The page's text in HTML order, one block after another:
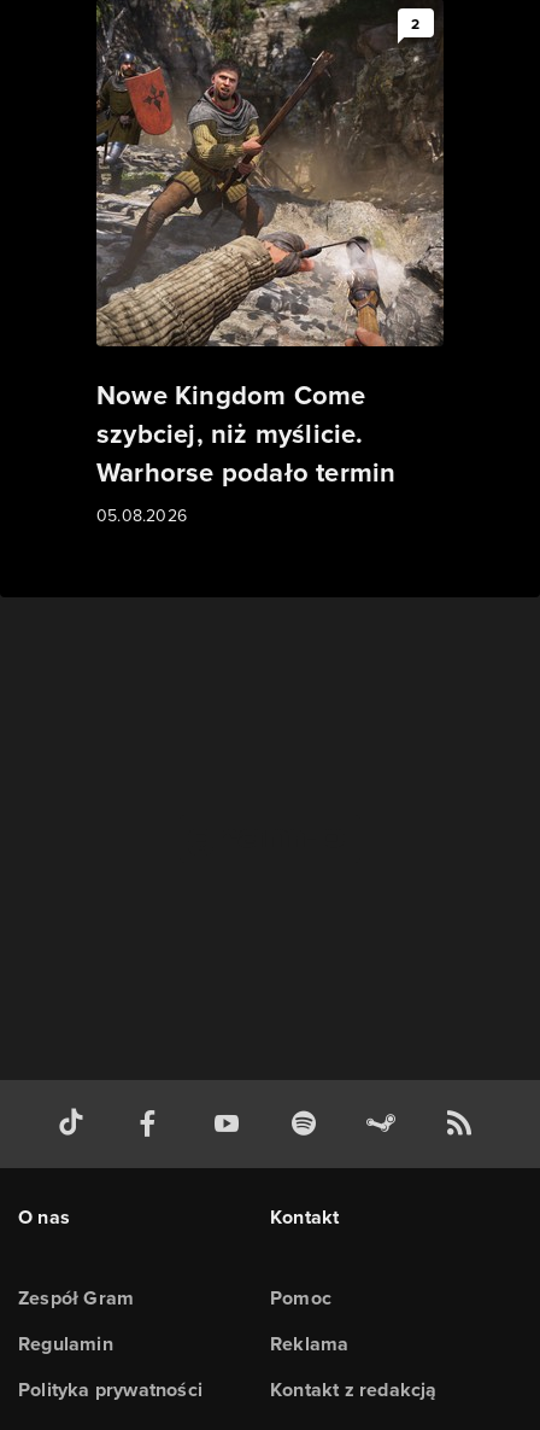
2
Nowe Kingdom Come
szybciej, niż myślicie.
Warhorse podało termin
05.08.2026
O nas
Zespół Gram
Regulamin
Polityka prywatności
Kontakt
Pomoc
Reklama
Kontakt z redakcją